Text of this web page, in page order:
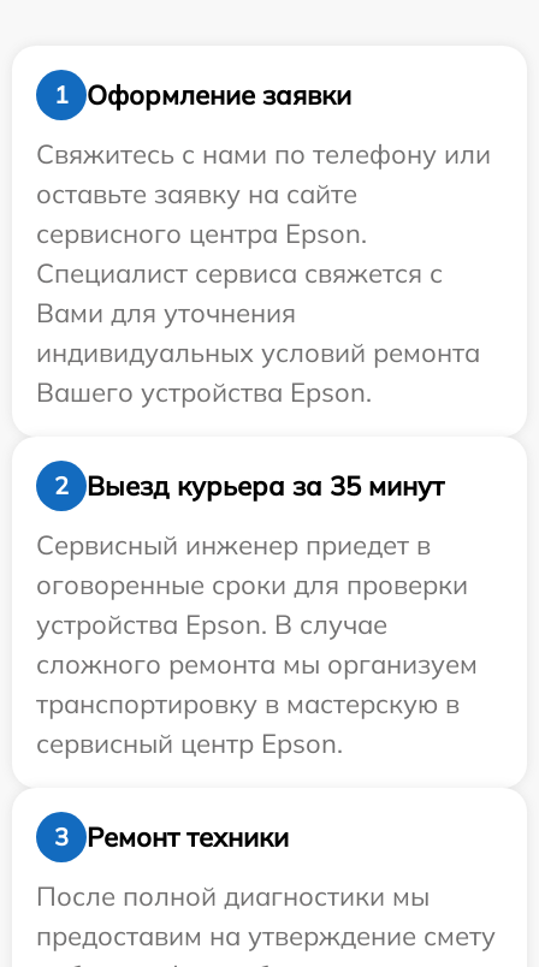
1
Оформление заявки
Свяжитесь с нами по телефону или
оставьте заявку на сайте
сервисного центра Epson.
Специалист сервиса свяжется с
Вами для уточнения
индивидуальных условий ремонта
Вашего устройства Epson.
2
Выезд курьера за 35 минут
Сервисный инженер приедет в
оговоренные сроки для проверки
устройства Epson. В случае
сложного ремонта мы организуем
транспортировку в мастерскую в
сервисный центр Epson.
3
Ремонт техники
После полной диагностики мы
предоставим на утверждение смету